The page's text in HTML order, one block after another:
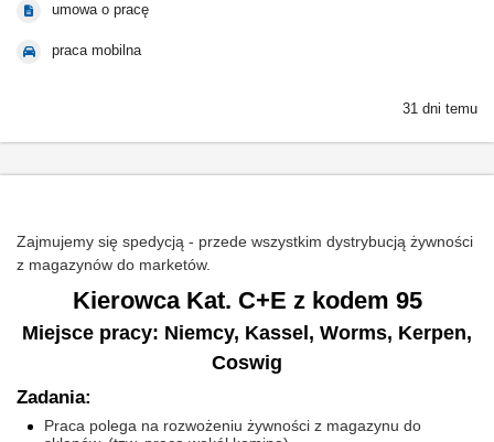
umowa o pracę
praca mobilna
31 dni temu
Zajmujemy się spedycją - przede wszystkim dystrybucją żywności
z magazynów do marketów.
Kierowca Kat. C+E z kodem 95
Miejsce pracy: Niemcy, Kassel, Worms, Kerpen,
Coswig
Zadania:
Praca polega na rozwożeniu żywności z magazynu do